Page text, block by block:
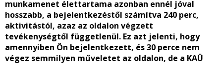
munkamenet élettartama azonban ennél jóval
hosszabb, a bejelentkezéstől számítva 240 perc,
aktivitástól, azaz az oldalon végzett
tevékenységtől függetlenül. Ez azt jelenti, hogy
amennyiben Ön bejelentkezett, és 30 perce nem
végez semmilyen műveletet az oldalon, de a KAÜ